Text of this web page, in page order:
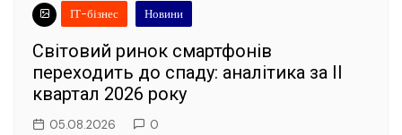
ІТ-бізнес Новини
Світовий ринок смартфонів
переходить до спаду: аналітика за II
квартал 2026 року
05.08.2026 0